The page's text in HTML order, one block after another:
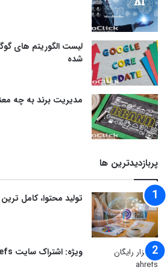
لیست الگوریتم های
شده
مدیریت برند به چه
پربازدیدترین ها
توليد محتوا، کامل ترین
ویژه: اشتراک سایت ahrefs رایگان شد